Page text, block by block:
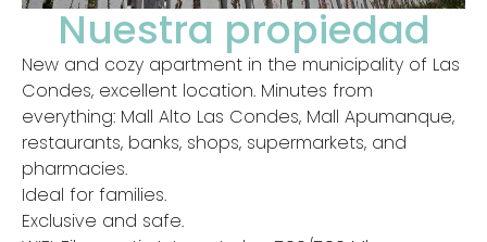
Nuestra propiedad
New and cozy apartment in the municipality of Las
Condes, excellent location. Minutes from
everything: Mall Alto Las Condes, Mall Apumanque,
restaurants, banks, shops, supermarkets, and
pharmacies.
Ideal for families.
Exclusive and safe.